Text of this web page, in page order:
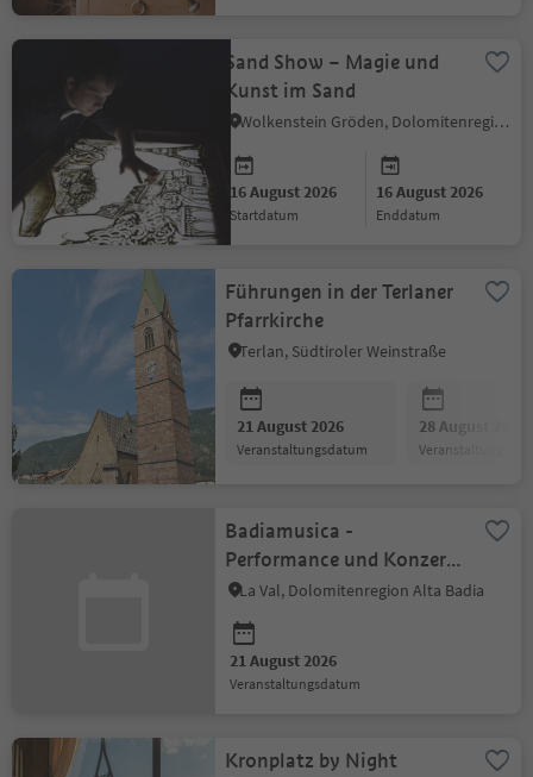
Sand Show – Magie und
Kunst im Sand
Wolkenstein Gröden, Dolomitenregion Gröden
16 August 2026
Startdatum
16 August 2026
Enddatum
Führungen in der Terlaner
Pfarrkirche
Terlan, Südtiroler Weinstraße
21 August 2026
Veranstaltungsdatum
28 August 2026
Badiamusica -
Performance und Konzert
im Museum
La Val, Dolomitenregion Alta Badia
21 August 2026
Veranstaltungsdatum
Kronplatz by Night